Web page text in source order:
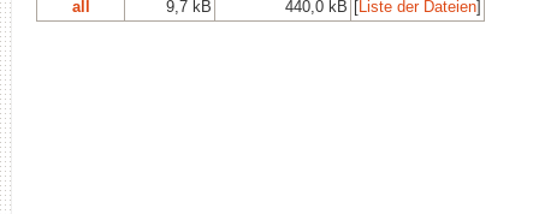
all
9,7 kB 440,0 kB [ Liste der Dateien]